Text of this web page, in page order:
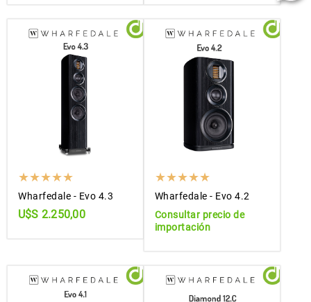
Wharfedale - Evo 4.3
U$S 2.250,00
Wharfedale - Evo 4.2
Consultar precio de
importación